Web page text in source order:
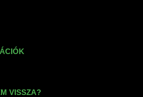
VISSZA?